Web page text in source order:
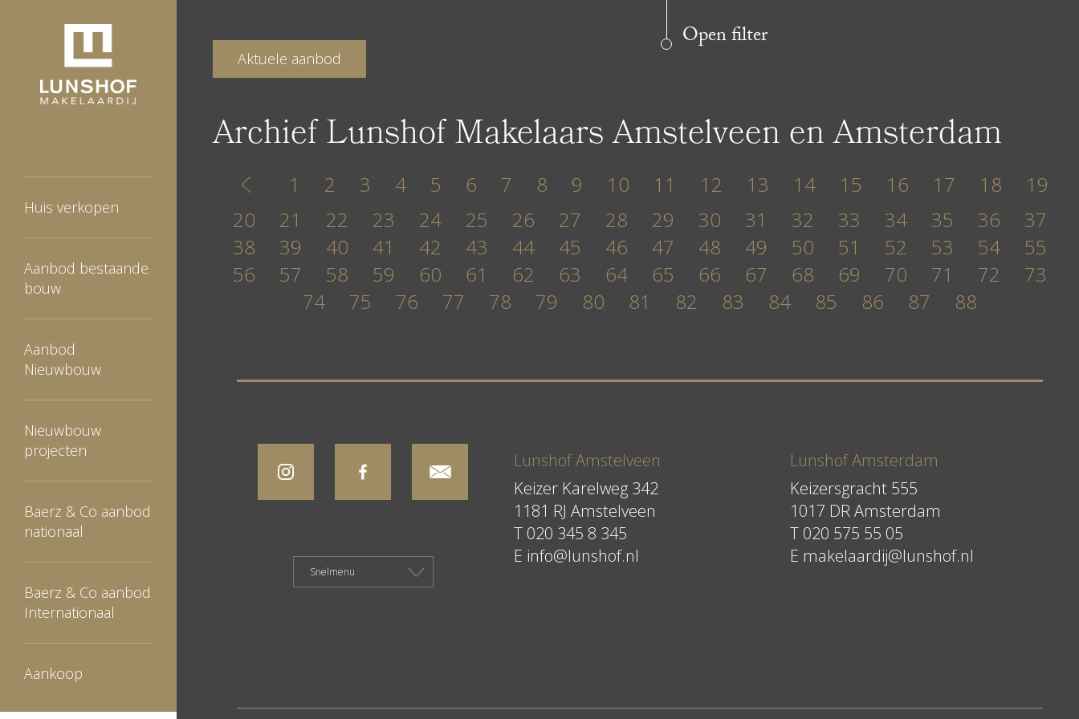
Huis verkopen
Aanbod bestaande
bouw
Aanbod
Nieuwbouw
Nieuwbouw
projecten
Baerz & Co aanbod
nationaal
Baerz & Co aanbod
Internationaal
Aankoop
Aktuele aanbod
Open filter
Archief Lunshof Makelaars Amstelveen en Amsterdam
1 2 3 4 5 6 7 8 9 10 11 12 13 14 15 16 17 18
19
20
21 22 23 24 25 26 27 28 29 30 31 32 33 34 35 36
37
38
39 40 41 42 43 44 45 46 47 48 49 50 51 52 53 54
55
56
57 58 59 60 61 62 63 64 65 66 67 68 69 70 71 72
73
74
75 76 77 78 79 80 81 82 83 84 85 86 87 88
Lunshof Amstelveen
Keizer Karelweg 342
1181 RJ Amstelveen
T 020 345 8 345
E info@lunshof.nl
Lunshof Amsterdam
Keizersgracht 555
1017 DR Amsterdam
T 020 575 55 05
E makelaardij@lunshof.nl